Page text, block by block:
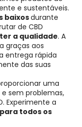
e sustentáveis.
baixosdurante
de CBD
a qualidade. A
graças aos
entrega rápida
das suas
uma
sem problemas,
Experimente a
todos os